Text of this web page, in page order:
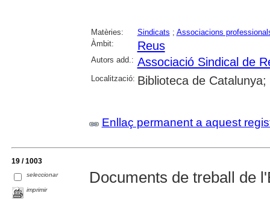
Matèries: Sindicats ; Associacions
Àmbit:
Reus
Autors add.: Associació Sindical de
Localització: Biblioteca de
Enllaç permanent a aquest
19 / 1003
seleccionar
imprimir
Documents de treball de